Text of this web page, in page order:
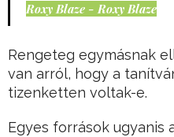
Roxy Blaze - Roxy Blaze
Rengeteg egymásnak
van arról, hogy a
tizenketten voltak-e.
Egyes források ugyanis